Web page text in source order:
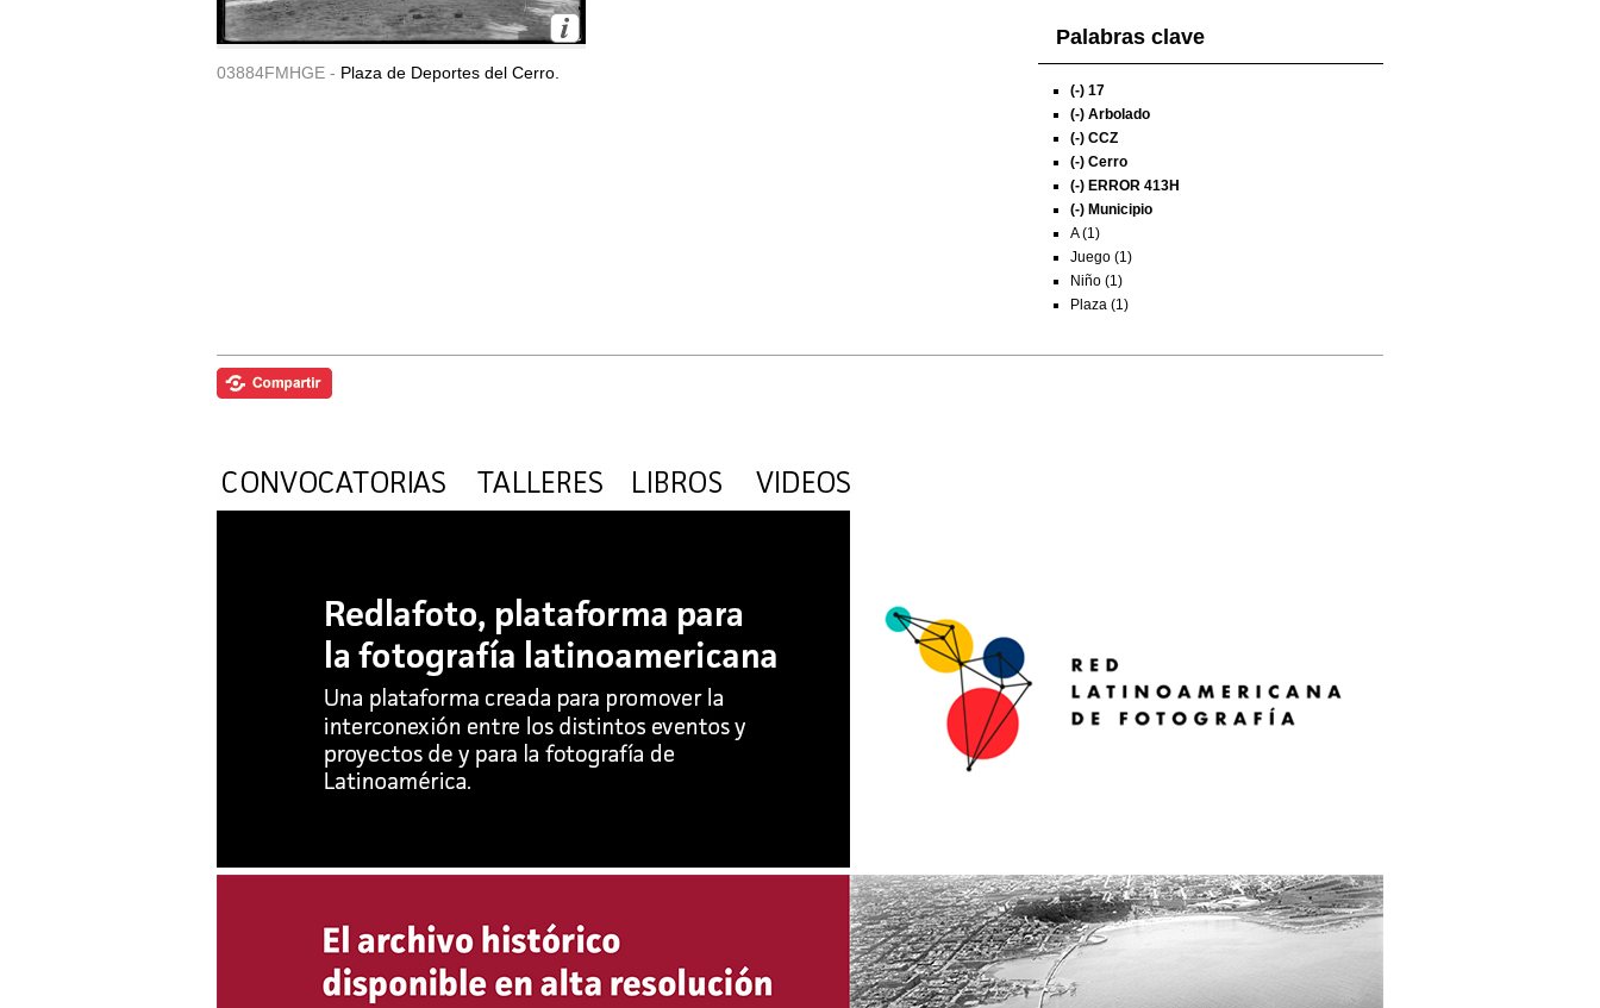
03884FMHGE - Plaza de Deportes del Cerro.
Palabras clave
(-) 17
(-) Arbolado
(-) CCZ
(-) Cerro
(-) ERROR 413H
(-) Municipio
A (1)
Juego (1)
Niño (1)
Plaza (1)